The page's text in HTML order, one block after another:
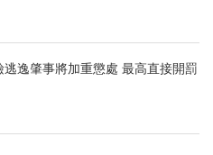
逃逸肇事將加重懲處 最高直接開罰